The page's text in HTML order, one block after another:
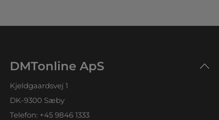
DMTonline ApS
Kjeldgaardsvej 1
DK-9300 Sæby
Telefon: +45 9846 1333